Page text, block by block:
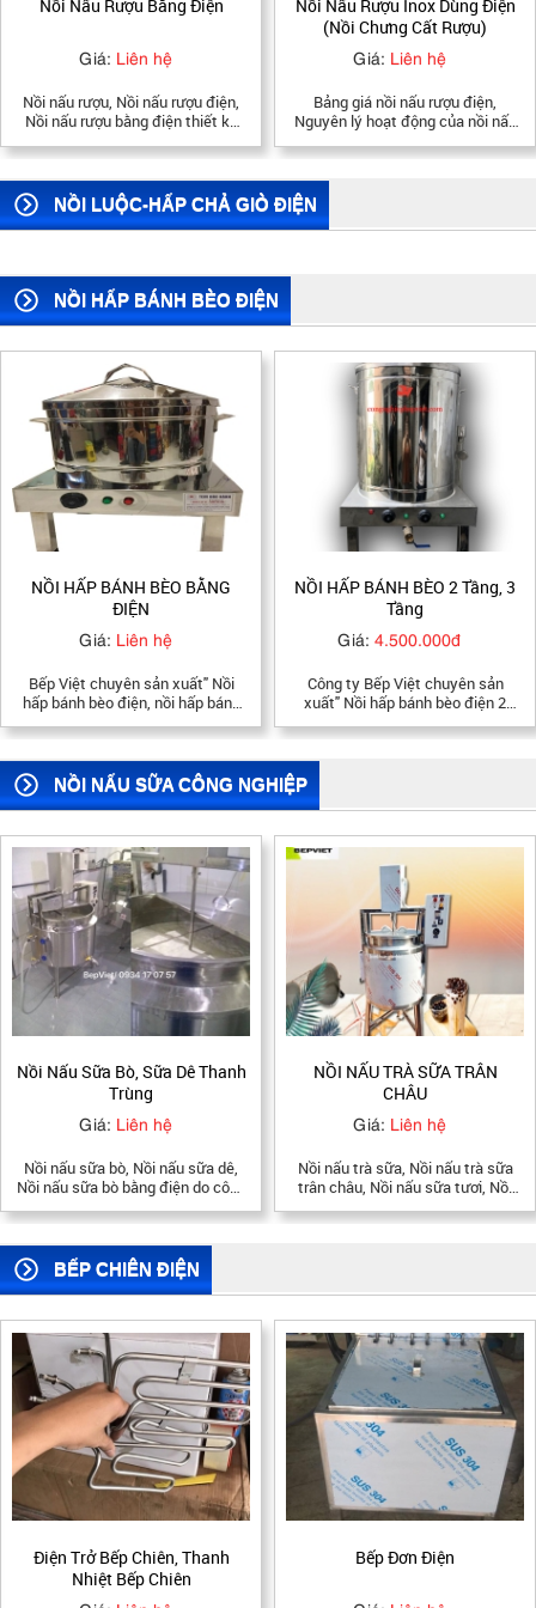
<span style="font-
bánh</span></span></span>
Nồi Nấu Rượu Inox Dùng Điện
Giá: Liên hệ
Bảng giá nồi nấu rượu điện,
Nguyên lý hoạt động của nồi nấu
Việt, sử dụng inox 304 nhập của
Nhật
NỒI CHƯNG CẤT RƯỢU HAY
NỒI NẤU RƯỢU ĐIỆN 200 LIT
Giá: Liên hệ
Nồi nấu rượu, Nồi nấu rượu bằng
điện, Nồi nấu rượu inox, Nồi nấu
điện, nồi chưng cất rượu, nồi nấu
rượu inox, LH: 0934 17 07 57
NỒI LUỘC-HẤP CHẢ GIÒ ĐIỆN
NỒI HẤP BÁNH BÈO ĐIỆN
NỒI HẤP BÁNH BÈO 2 Tầng, 3
Tầng
Giá:4.500.000đ
Công ty Bếp Việt chuyên sản
xuất" Nồi hấp bánh bèo điện 2
tầng, 3 tầng, nồi hấp bánh bèo
inox, nồi hấp bánh bèo bằng điện,
nồi hấp bánh bèo sử dụng điện"
hấp bánh chín xoáy
Nồi Hấp Bánh Bò, Bánh Bèo,
Bánh Flan, Bánh Các Loại
Giá:Liên hệ
Nồi hấp bánh bò, Nồi hấp bánh
bèo, Nồi hấp bánh Flan, Bánh các
loại sử dụng điện. Hotline: 0934
17 07 57
NỒI NẤU SỮA CÔNG NGHIỆP
NỒI NẤU TRÀ SỮA TRÂN
CHÂU
Giá: Liên hệ
Nồi nấu trà sữa, Nồi nấu trà sữa
trân châu, Nồi nấu sữa tươi, Nồi
nấu sữa bò, Nồi nấu trân châu,
Nồi nấu có cánh khuấy, Nồi nấu
trà sữa công nghiệp có cánh
khuấy
Nồi Nấu Sữa Đậu Nành 40L
Giá: Liên hệ
Nồi nấu sữa đậu nành 40l chuyên
phục vụ cho các cửa hàng bán
sữa đậu nành quy mô vừa và nhỏ.
Nồi nấu sữa đậu nành Bếp Việt
BẾP CHIÊN ĐIỆN
Bếp Đơn Điện Bếp Chiên Đôi